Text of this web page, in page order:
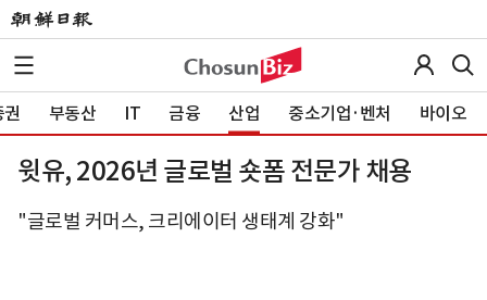
부동산 IT 금융 산업 중소기업·벤처 바이오
윗유, 2026년 글로벌 숏폼 전문가 채용
"글로벌 커머스, 크리에이터 생태계 강화"